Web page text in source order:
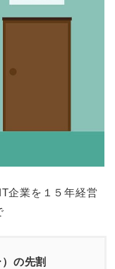
企業を１５年経営
の先割